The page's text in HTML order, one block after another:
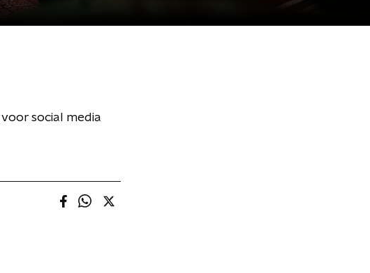
voor social media